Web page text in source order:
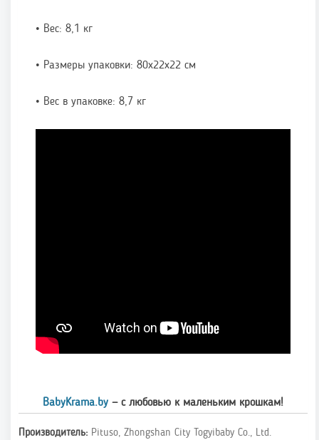
• Вес: 8,1 кг
• Размеры упаковки: 80х22х22 см
• Вес в упаковке: 8,7 кг
BabyKrama.by — с любовью к маленьким крошкам!
Производитель: Pituso, Zhongshan City Togyibaby Co., Ltd.